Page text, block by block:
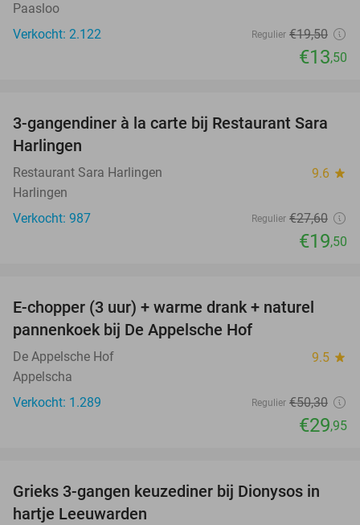
Paasloo
Verkocht: 2.122
Regulier €19,50
€13,50
29%
3-gangendiner à la carte bij Restaurant Sara
Harlingen
Restaurant Sara Harlingen 9.6 star
Harlingen
Verkocht: 987
Regulier €27,60
€19,50
40%
E-chopper (3 uur) + warme drank + naturel
pannenkoek bij De Appelsche Hof
De Appelsche Hof 9.5 star
Appelscha
Verkocht: 1.289
Regulier €50,30
€29,95
39%
Grieks 3-gangen keuzediner bij Dionysos in
hartje Leeuwarden